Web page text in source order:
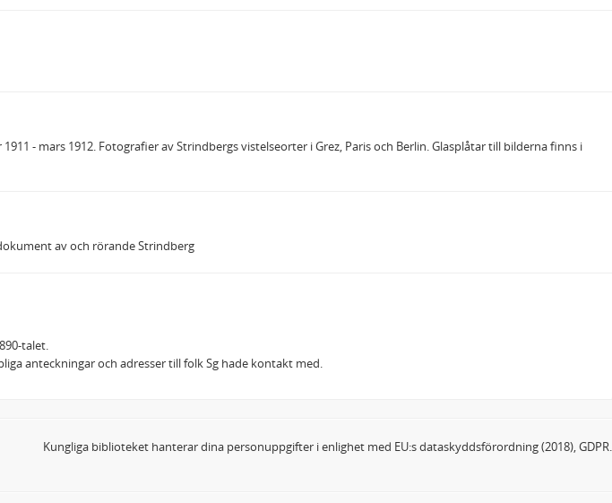
- mars 1912. Fotografier av Strindbergs vistelseorter i Grez, Paris och Berlin. Glasplåtar till bilderna finns i
av och rörande Strindberg
talet.
anteckningar och adresser till folk Sg hade kontakt med.
Kungliga biblioteket hanterar dina personuppgifter i enlighet med EU:s dataskyddsförordning (2018), GDPR.